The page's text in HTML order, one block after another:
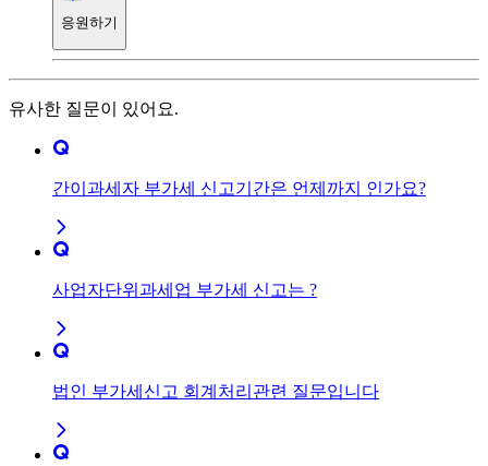
응원하기
유사한 질문이 있어요.
간이과세자 부가세 신고기간은 언제까지 인가요?
사업자단위과세업 부가세 신고는 ?
법인 부가세신고 회계처리관련 질문입니다